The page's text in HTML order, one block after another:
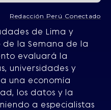
Redacción Perú Conectado
de Lima y
de la Semana de la
evaluará la
universidades y
una economía
los datos y la
a especialistas